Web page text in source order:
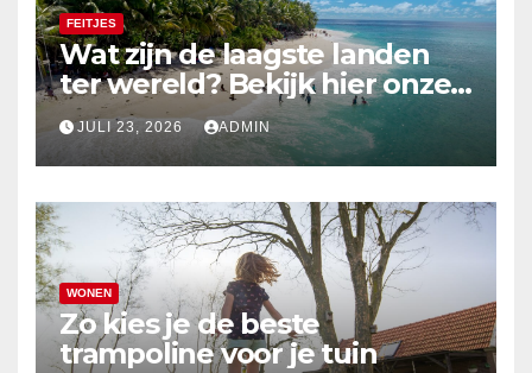
FEITJES
Wat zijn de laagste landen
ter wereld? Bekijk hier onze
top 10
JULI 23, 2026 ADMIN
WONEN
Zo kies je de beste
trampoline voor je tuin